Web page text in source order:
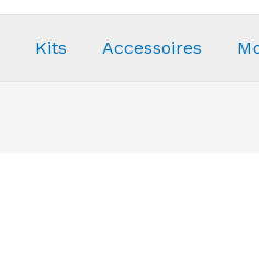
Kits Accessoires